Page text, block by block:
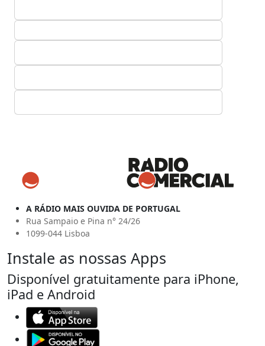
A RÁDIO MAIS OUVIDA DE PORTUGAL
Rua Sampaio e Pina n° 24/26
1099-044 Lisboa
Instale as nossas Apps
Disponível gratuitamente para iPhone,
iPad e Android